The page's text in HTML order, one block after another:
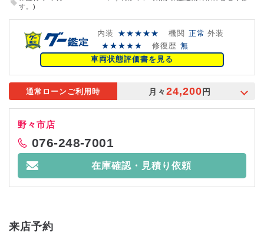
す。)
通常ローンご利用時 月々24,200 円
内装 ★★★★★ 機関 正常 外装
★★★★★
修復歴 無
車両状態評価書を見る
野々市店
076-248-7001
在庫確認・見積り依頼
来店予約